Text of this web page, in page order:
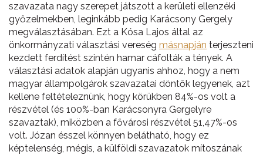
szavazata nagy szerepet játszott a kerületi ellenzéki
győzelmekben, leginkább pedig Karácsony Gergely
megválasztásában. Ezt a Kósa Lajos által az
önkormányzati választási vereség másnapján terjeszteni
kezdett ferdítést szintén hamar cáfolták a tények. A
választási adatok alapján ugyanis ahhoz, hogy a nem
magyar állampolgárok szavazatai döntők legyenek, azt
kellene feltételeznünk, hogy körükben 84%-os volt a
részvétel (és 100%-ban Karácsonyra Gergelyre
szavaztak), miközben a fővárosi részvétel 51,47%-os
volt. Józan ésszel könnyen belátható, hogy ez
képtelenség, mégis, a külföldi szavazatok mítoszának